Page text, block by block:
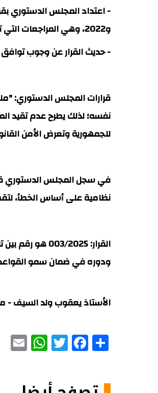
و2022، وهي المراجعات التي تضمنت إقراره بدستورية مقتضيات عاد في القرار: 003/2025 ليقول بعدم دستوريتها.
- حديث القرار عن وجوب
للجمهورية وتعرض الأمن
في سجل المجلس الدستوري
نظامية على أساس الخطأ،
القرار: 003/
ودوره في ضمان سمو القواعد
الأستاذ يعقوب ولد السيف -
Share
Facebook
Twitter